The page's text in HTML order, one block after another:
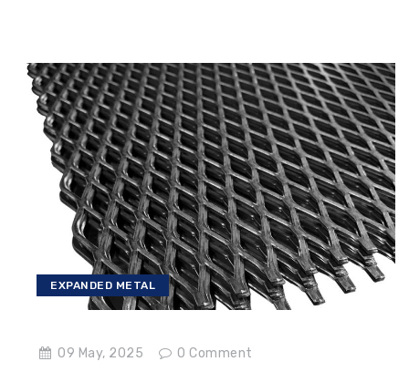
EXPANDED METAL
09 May, 2025 0 Comment